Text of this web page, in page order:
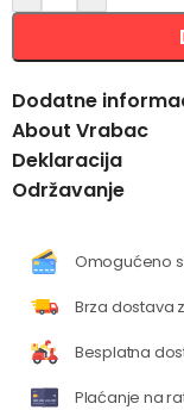
Dodatne
About Vrabac
Deklaracija
Održavanje
Omogućeno
Brza dostava
Besplatna
Plaćanje na